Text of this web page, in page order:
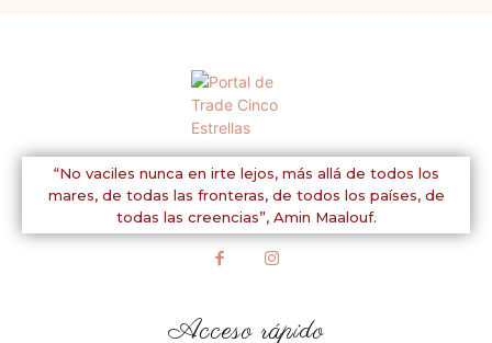
“No vaciles nunca en irte lejos, más allá de todos los
mares, de todas las fronteras, de todos los países, de
todas las creencias”, Amin Maalouf.
Acceso rápido